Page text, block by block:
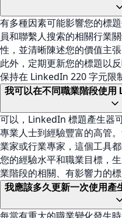
有多種因素可能影響您的標
員和聯繫人搜索的相關行業
性，並清晰陳述您的價值主
此外，定期更新您的標題以
保持在 LinkedIn 220 字元限
我可以在不同職業階段使用
可以，LinkedIn 標題產生器
專業人士到經驗豐富的高管
業家或行業專家，這個工具
您的經驗水平和職業目標，
業階段的相關、有影響力的標
我應該多久更新一次使用產